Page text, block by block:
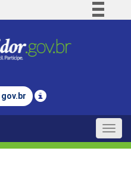
Comunica BR
Legislação
gov.br
Toggle